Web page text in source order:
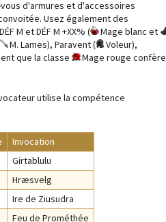
d'armures et d'accessoires
Usez également des
M et DÉF M +XX% (
Mage blanc et
M. Lames), Paravent (
Voleur),
que la classe
Mage rouge confère
utilise la compétence
Invocation
Girtablulu
Hræsvelg
Ire de Ziusudra
Feu de Prométhée